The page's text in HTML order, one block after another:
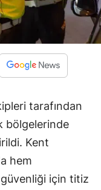
tarafından
bölgelerinde
Kent
hem
güvenliği için titiz